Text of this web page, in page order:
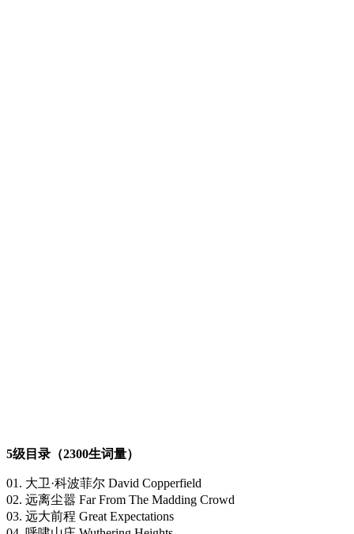
5级目录（2300生词量）
01. 大卫·科波菲尔 David Copperfield
02. 远离尘嚣 Far From The Madding Crowd
03. 远大前程 Great Expectations